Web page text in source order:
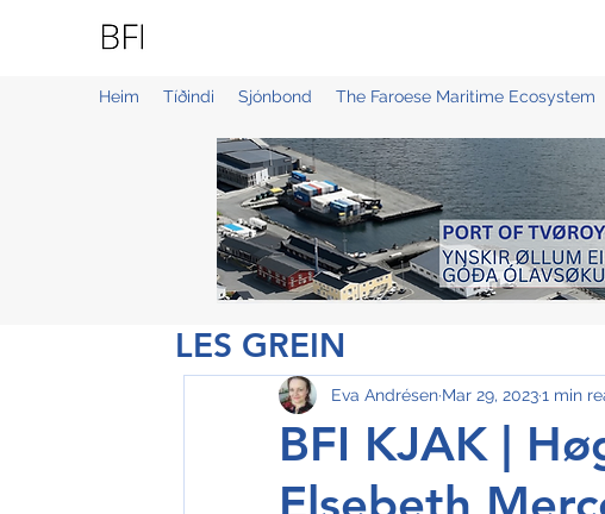
Heim Tíðindi Sjónbond The Faroese Maritime Ecosystem
BFI KJAK |
Eva Andrésen Mar 29, 20231 min
LES GREIN